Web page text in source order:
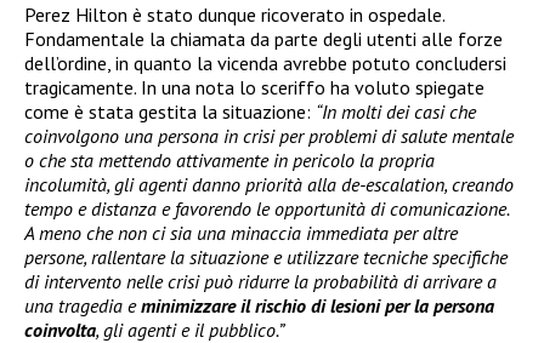
Perez Hilton è stato dunque ricoverato in ospedale.
Fondamentale la chiamata da parte degli utenti alle forze
dell’ordine, in quanto la vicenda avrebbe potuto concludersi
tragicamente. In una nota lo sceriffo ha voluto spiegate
come è stata gestita la situazione: “In molti dei casi che
coinvolgono una persona in crisi per problemi di salute mentale
o che sta mettendo attivamente in pericolo la propria
incolumità, gli agenti danno priorità alla de-escalation, creando
tempo e distanza e favorendo le opportunità di comunicazione.
A meno che non ci sia una minaccia immediata per altre
persone, rallentare la situazione e utilizzare tecniche specifiche
di intervento nelle crisi può ridurre la probabilità di arrivare a
una tragedia eminimizzare il rischio di lesioni per la persona
coinvolta, gli agenti e il pubblico.”